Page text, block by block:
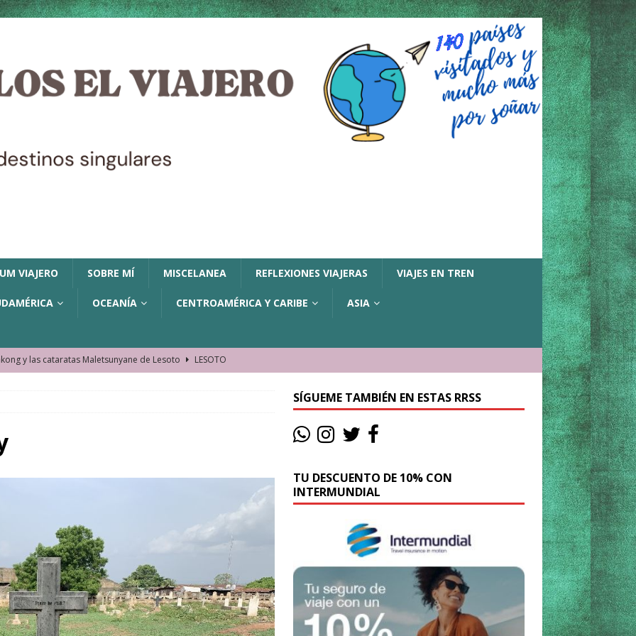
VIAJERO SOBRE MÍ MISCELANEA REFLEXIONES VIAJERAS VIAJES EN TREN
OCEANÍA CENTROAMÉRICA Y CARIBE ASIA
y las cataratas Maletsunyane de Lesoto
LESOTO
La historia de la misteriosa avioneta de la playa
JAMAICA
SEYCHELLES
Manama. La capital de Baréin
El barrio más castizo de Malabo GUINEA ECUATORIAL
SÍGUEME TAMBIÉN EN ESTAS RRSS
TU DESCUENTO DE 10% CON
INTERMUNDIAL